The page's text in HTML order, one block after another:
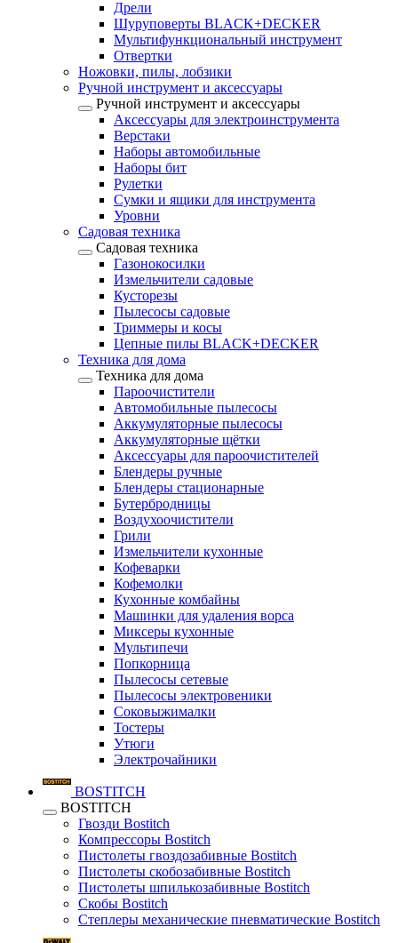
Дрели
Шуруповерты BLACK+DECKER
Мультифункциональный инструмент
Отвертки
Ножовки, пилы, лобзики
Ручной инструмент и аксессуары
Ручной инструмент и аксессуары
Аксессуары для электроинструмента
Верстаки
Наборы автомобильные
Наборы бит
Рулетки
Сумки и ящики для инструмента
Уровни
Садовая техника
Садовая техника
Газонокосилки
Измельчители садовые
Кусторезы
Пылесосы садовые
Триммеры и косы
Цепные пилы BLACK+DECKER
Техника для дома
Техника для дома
Пароочистители
Автомобильные пылесосы
Аккумуляторные пылесосы
Аккумуляторные щётки
Аксессуары для пароочистителей
Блендеры ручные
Блендеры стационарные
Бутербродницы
Воздухоочистители
Грили
Измельчители кухонные
Кофеварки
Кофемолки
Кухонные комбайны
Машинки для удаления ворса
Миксеры кухонные
Мультипечи
Попкорница
Пылесосы сетевые
Пылесосы электровеники
Соковыжималки
Тостеры
Утюги
Электрочайники
BOSTITCH
BOSTITCH
Гвозди Bostitch
Компрессоры Bostitch
Пистолеты гвоздозабивные Bostitch
Пистолеты скобозабивные Bostitch
Пистолеты шпилькозабивные Bostitch
Скобы Bostitch
Степлеры механические пневматические Bostitch